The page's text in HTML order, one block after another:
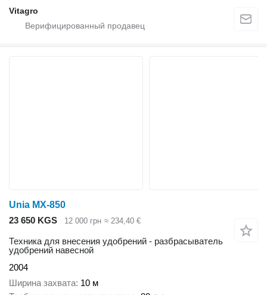
Vitagro
Unia MX-850
23 650 KGS
12 000 грн ≈ 234,40 €
Техника для внесения удобрений - разбрасыватель
удобрений навесной
2004
Ширина захвата 10 м